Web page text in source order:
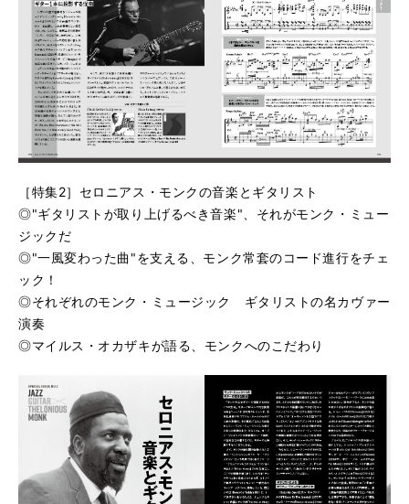
［特集2］セロニアス・モンクの音楽とギタリスト
◎"ギタリストが取り上げるべき音楽"、それがモンク・ミュー
ジックだ
◎"一風変わった曲"を支える、モンク常套のコード進行をチェ
ック！
◎それぞれのモンク・ミュージック ギタリストの名カヴァー
演奏
◎マイルス・オカザキが語る、モンクへのこだわり